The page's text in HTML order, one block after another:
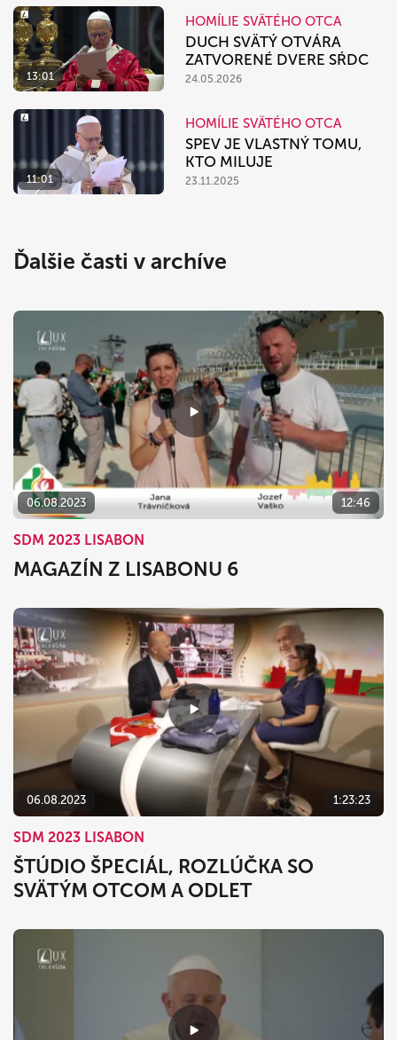
13:01
HOMÍLIE SVÄTÉHO OTCA
DUCH SVÄTÝ OTVÁRA
ZATVORENÉ DVERE SŔDC
24.05.2026
11:01
HOMÍLIE SVÄTÉHO OTCA
SPEV JE VLASTNÝ TOMU,
KTO MILUJE
23.11.2025
Ďalšie časti v archíve
06.08.2023 12:46
SDM 2023 LISABON
MAGAZÍN Z LISABONU 6
06.08.2023 1:23:23
SDM 2023 LISABON
ŠTÚDIO ŠPECIÁL, ROZLÚČKA SO
SVÄTÝM OTCOM A ODLET